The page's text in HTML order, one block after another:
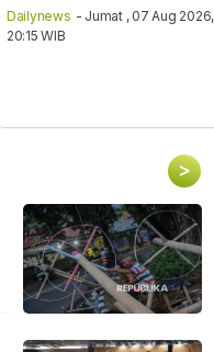
Dailynews - Jumat , 07 Aug 2026,
20:15 WIB
>